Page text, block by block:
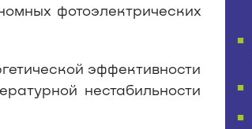
фотоэлектрических
эффективности
нестабильности